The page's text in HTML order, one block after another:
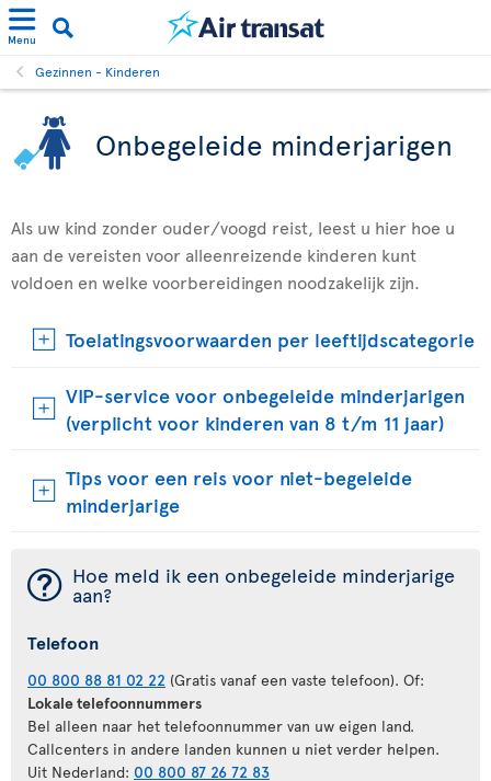
Menu
Gezinnen - Kinderen
Onbegeleide minderjarigen
Als uw kind zonder ouder/voogd reist, leest u hier hoe u
aan de vereisten voor alleenreizende kinderen kunt
voldoen en welke voorbereidingen noodzakelijk zijn.
Toelatingsvoorwaarden per leeftijdscategorie
VIP-service voor onbegeleide minderjarigen
(verplicht voor kinderen van 8 t/m 11 jaar)
Tips voor een reis voor niet-begeleide
minderjarige
¯ Hoe meld ik een onbegeleide minderjarige
aan?
Telefoon
00 800 88 81 02 22 (Gratis vanaf een vaste telefoon). Of:
Lokale telefoonnummers
Bel alleen naar het telefoonnummer van uw eigen land.
Callcenters in andere landen kunnen u niet verder helpen.
Uit Nederland: 00 800 87 26 72 83